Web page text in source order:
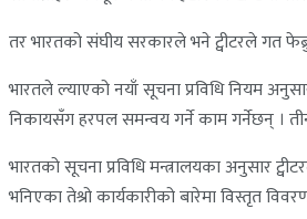
तर भारतको संघीय सरकारले भने ट्वीटरले गत
भारतले ल्याएको नयाँ सूचना प्रविधि नियम
निकायसँग हरपल समन्वय गर्ने काम गर्नेछन् ।
भारतको सूचना प्रविधि मन्त्रालयका अनुसार
भनिएका तेश्रो कार्यकारीको बारेमा विस्तृत